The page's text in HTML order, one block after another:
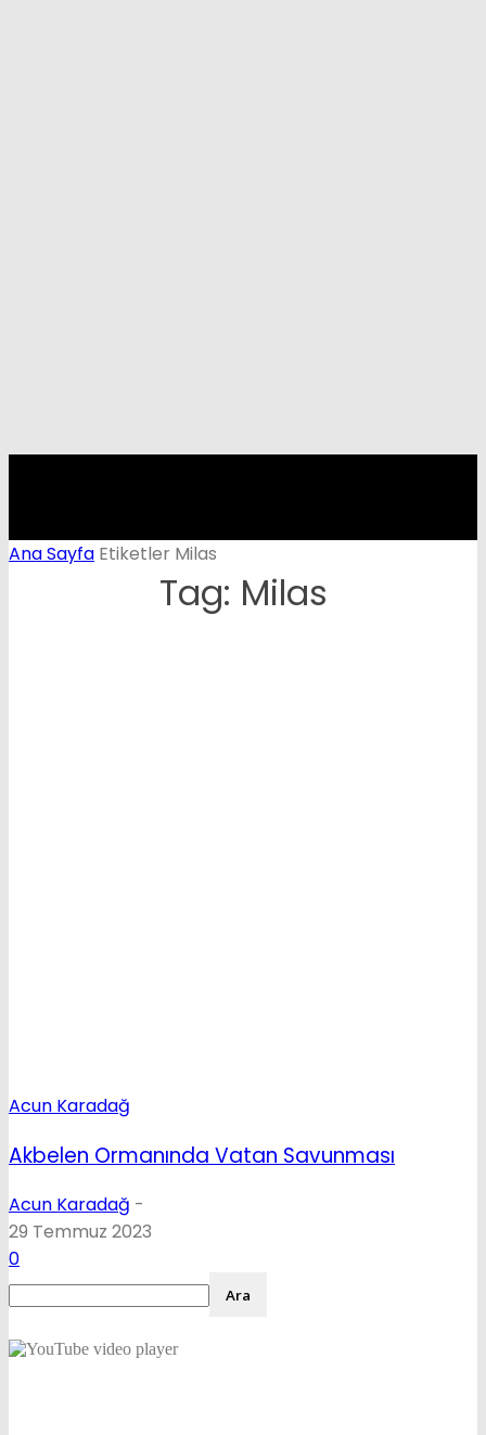
Ana Sayfa Etiketler Milas
Tag: Milas
Acun Karadağ
Akbelen Ormanında Vatan Savunması
Acun Karadağ -
29 Temmuz 2023
0